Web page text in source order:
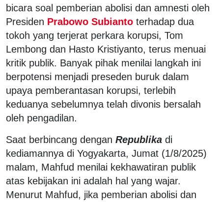
bicara soal pemberian abolisi dan amnesti oleh
Presiden Prabowo Subianto terhadap dua
tokoh yang terjerat perkara korupsi, Tom
Lembong dan Hasto Kristiyanto, terus menuai
kritik publik. Banyak pihak menilai langkah ini
berpotensi menjadi preseden buruk dalam
upaya pemberantasan korupsi, terlebih
keduanya sebelumnya telah divonis bersalah
oleh pengadilan.
Saat berbincang dengan Republika di
kediamannya di Yogyakarta, Jumat (1/8/2025)
malam, Mahfud menilai kekhawatiran publik
atas kebijakan ini adalah hal yang wajar.
Menurut Mahfud, jika pemberian abolisi dan